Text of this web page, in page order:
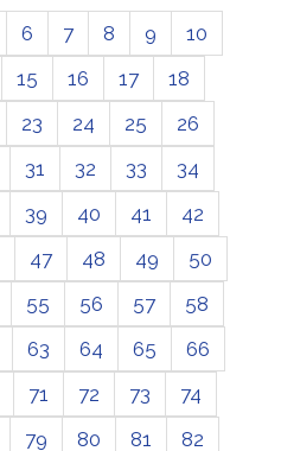
6 7 8 9
10
15 16 17
18
23 24 25
26
31 32 33
34
39 40 41
42
47 48 49
50
55 56 57
58
63 64 65
66
71 72 73
74
79 80 81 82